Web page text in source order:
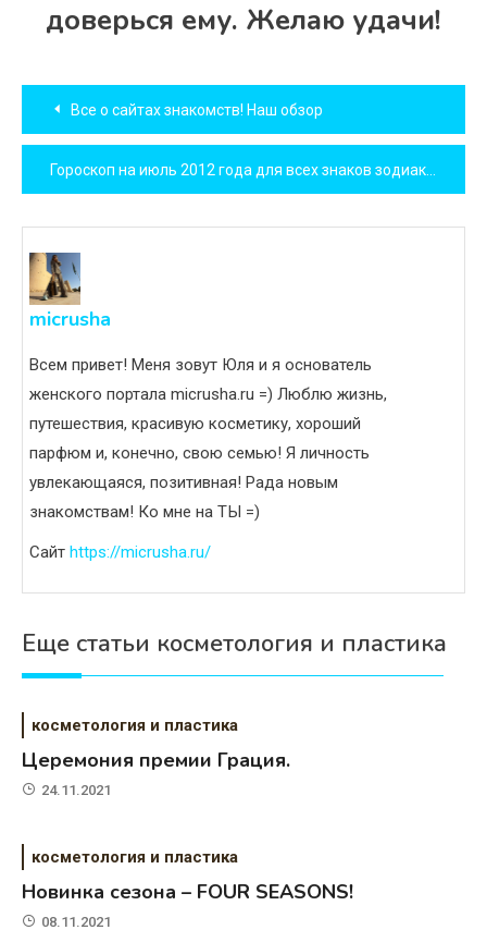
доверься ему. Желаю удачи!
Навигация
по
записям
Все о сайтах знакомств! Наш обзор
Гороскоп на июль 2012 года для всех знаков зодиака
micrusha
Всем привет! Меня зовут Юля и я основатель
женского портала micrusha.ru =) Люблю жизнь,
путешествия, красивую косметику, хороший
парфюм и, конечно, свою семью! Я личность
увлекающаяся, позитивная! Рада новым
знакомствам! Ко мне на ТЫ =)
Сайт https://micrusha.ru/
Еще статьи косметология и пластика
косметология и пластика
Церемония премии Грация.
24.11.2021
косметология и пластика
Новинка сезона – FOUR SEASONS!
08.11.2021